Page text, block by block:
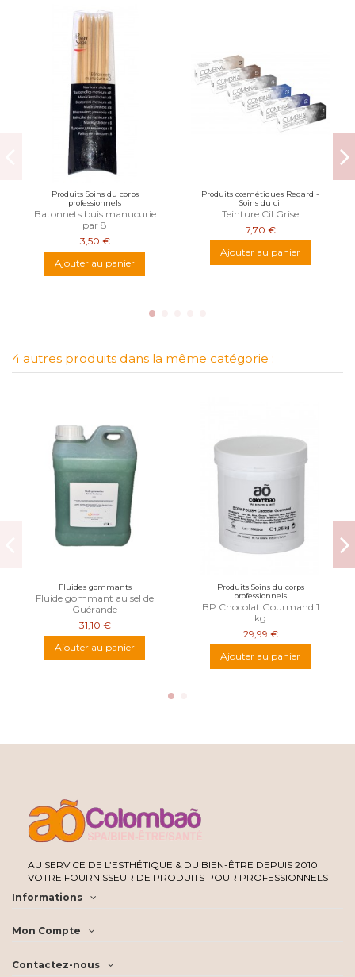
Produits Soins du corps
professionnels
Batonnets buis manucurie
par 8
3,50 €
Ajouter au panier
Produits cosmétiques Regard -
Soins du cil
Teinture Cil Grise
7,70 €
Ajouter au panier
4 autres produits dans la même catégorie :
Fluides gommants
Fluide gommant au sel de
Guérande
31,10 €
Ajouter au panier
Produits Soins du corps
professionnels
BP Chocolat Gourmand 1
kg
29,99 €
Ajouter au panier
AU SERVICE DE L’ESTHÉTIQUE & DU BIEN-ÊTRE DEPUIS 2010
VOTRE FOURNISSEUR DE PRODUITS POUR PROFESSIONNELS
Informations
Mon Compte
Contactez-nous